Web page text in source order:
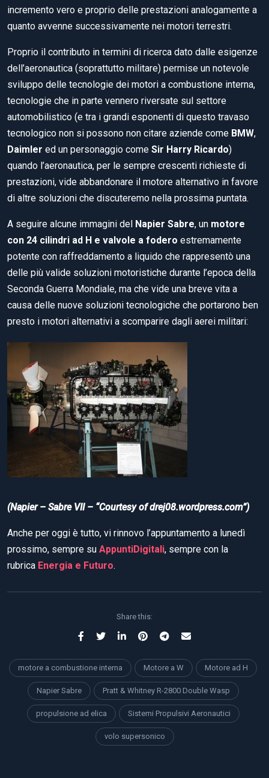
incremento vero e proprio delle prestazioni analogamente a
quanto avvenne successivamente nei motori terrestri.
Proprio il contributo in termini di ricerca dato dalle esigenze
dell’aeronautica (soprattutto militare) permise un notevole
sviluppo delle tecnologie dei motori a combustione interna,
tecnologie che in parte vennero riversate sul settore
automobilistico (e tra i grandi esponenti di questo travaso
tecnologico non si possono non citare aziende come BMW,
Daimler ed un personaggio come Sir Harry Ricardo)
quando l’aeronautica, per le sempre crescenti richieste di
prestazioni, vide abbandonare il motore alternativo in favore
di altre soluzioni che discuteremo nella prossima puntata.
A seguire alcune immagini del Napier Sabre, un motore
con 24 cilindri ad H e valvole a fodero estremamente
potente con raffreddamento a liquido che rappresentò una
delle più valide soluzioni motoristiche durante l’epoca della
Seconda Guerra Mondiale, ma che vide una breve vita a
causa delle nuove soluzioni tecnologiche che portarono ben
presto i motori alternativi a scomparire dagli aerei militari:
(Napier – Sabre VII – “Courtesy of drej08.wordpress.com”)
Anche per oggi è tutto, vi rinnovo l’appuntamento a lunedì
prossimo, sempre su AppuntiDigitali, sempre con la
rubrica Energia e Futuro.
Share this:
motore a combustione interna Motore a W Motore ad H
Napier Sabre Pratt & Whitney R-2800 Double Wasp
propulsione ad elica Sistemi Propulsivi Aeronautici
volo supersonico